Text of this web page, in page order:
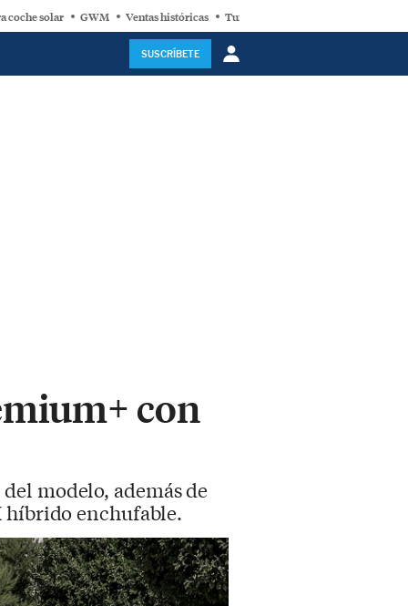
coche solar GWM Ventas históricas Turbina eólica
SUSCRÍBETE
con
modelo, además de
híbrido enchufable.